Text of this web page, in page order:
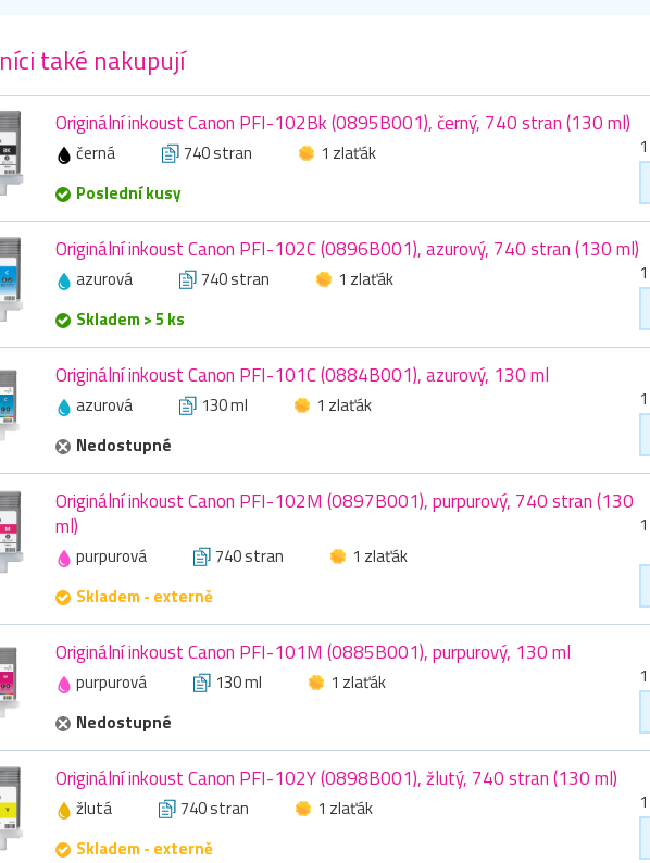
také nakupují
Originální inkoust Canon PFI-102Bk (0895B001), černý, 740 stran (130 ml)
černá 740 stran
1 zlaťák
Poslední kusy
Originální inkoust Canon PFI-102C (0896B001), azurový, 740 stran (130 ml)
azurová 740 stran
1 zlaťák
Skladem > 5 ks
Originální inkoust Canon PFI-101C (0884B001), azurový, 130 ml
azurová 130 ml
1 zlaťák
Nedostupné
Originální inkoust Canon PFI-102M (0897B001), purpurový, 740 stran (130
ml)
purpurová 740 stran
1 zlaťák
Skladem - externě
Originální inkoust Canon PFI-101M (0885B001), purpurový, 130 ml
purpurová 130 ml
1 zlaťák
Nedostupné
Originální inkoust Canon PFI-102Y (0898B001), žlutý, 740 stran (130 ml)
žlutá 740 stran
1 zlaťák
Skladem - externě